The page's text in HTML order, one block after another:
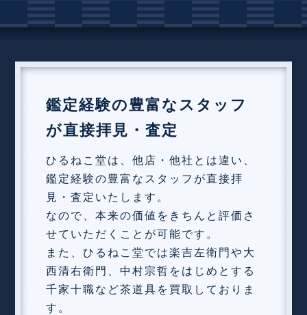
鑑定経験の豊富なスタッフ
が直接拝見・査定
ひるねこ堂は、他店・他社とは違い、
鑑定経験の豊富なスタッフが直接拝
見・査定いたします。
なので、本来の価値をきちんと評価さ
せていただくことが可能です。
また、ひるねこ堂では楽吉左衛門や大
西清右衛門、中村宗哲をはじめとする
千家十職など茶道具を買取しておりま
す。